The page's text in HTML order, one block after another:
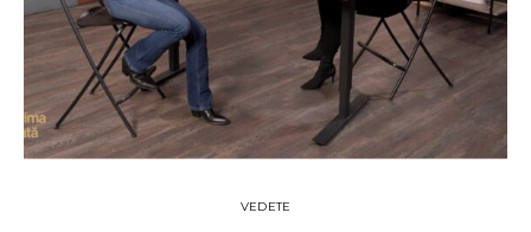
VEDETE